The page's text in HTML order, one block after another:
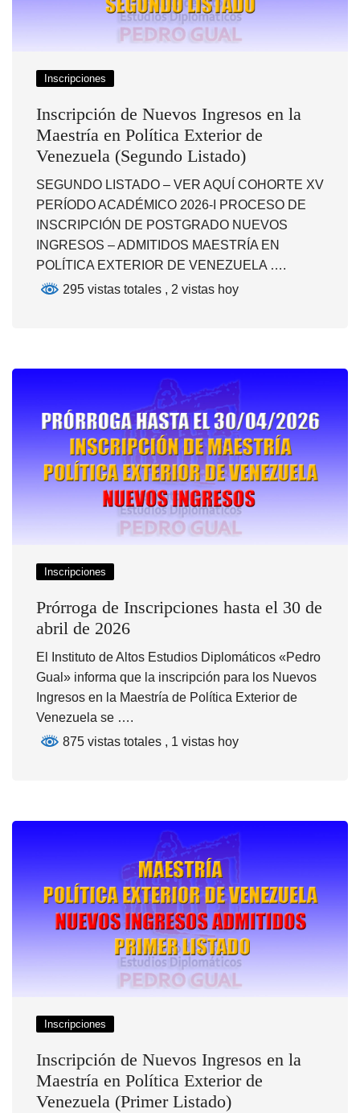
Inscripciones
Inscripción de Nuevos Ingresos en la
Maestría en Política Exterior de
Venezuela (Segundo Listado)
SEGUNDO LISTADO – VER AQUÍ COHORTE XV
PERÍODO ACADÉMICO 2026-I PROCESO DE
INSCRIPCIÓN DE POSTGRADO NUEVOS
INGRESOS – ADMITIDOS MAESTRÍA EN
POLÍTICA EXTERIOR DE VENEZUELA ….
295 vistas totales , 2 vistas hoy
Inscripciones
Prórroga de Inscripciones hasta el 30 de
abril de 2026
El Instituto de Altos Estudios Diplomáticos «Pedro
Gual» informa que la inscripción para los Nuevos
Ingresos en la Maestría de Política Exterior de
Venezuela se ….
875 vistas totales , 1 vistas hoy
Inscripciones
Inscripción de Nuevos Ingresos en la
Maestría en Política Exterior de
Venezuela (Primer Listado)